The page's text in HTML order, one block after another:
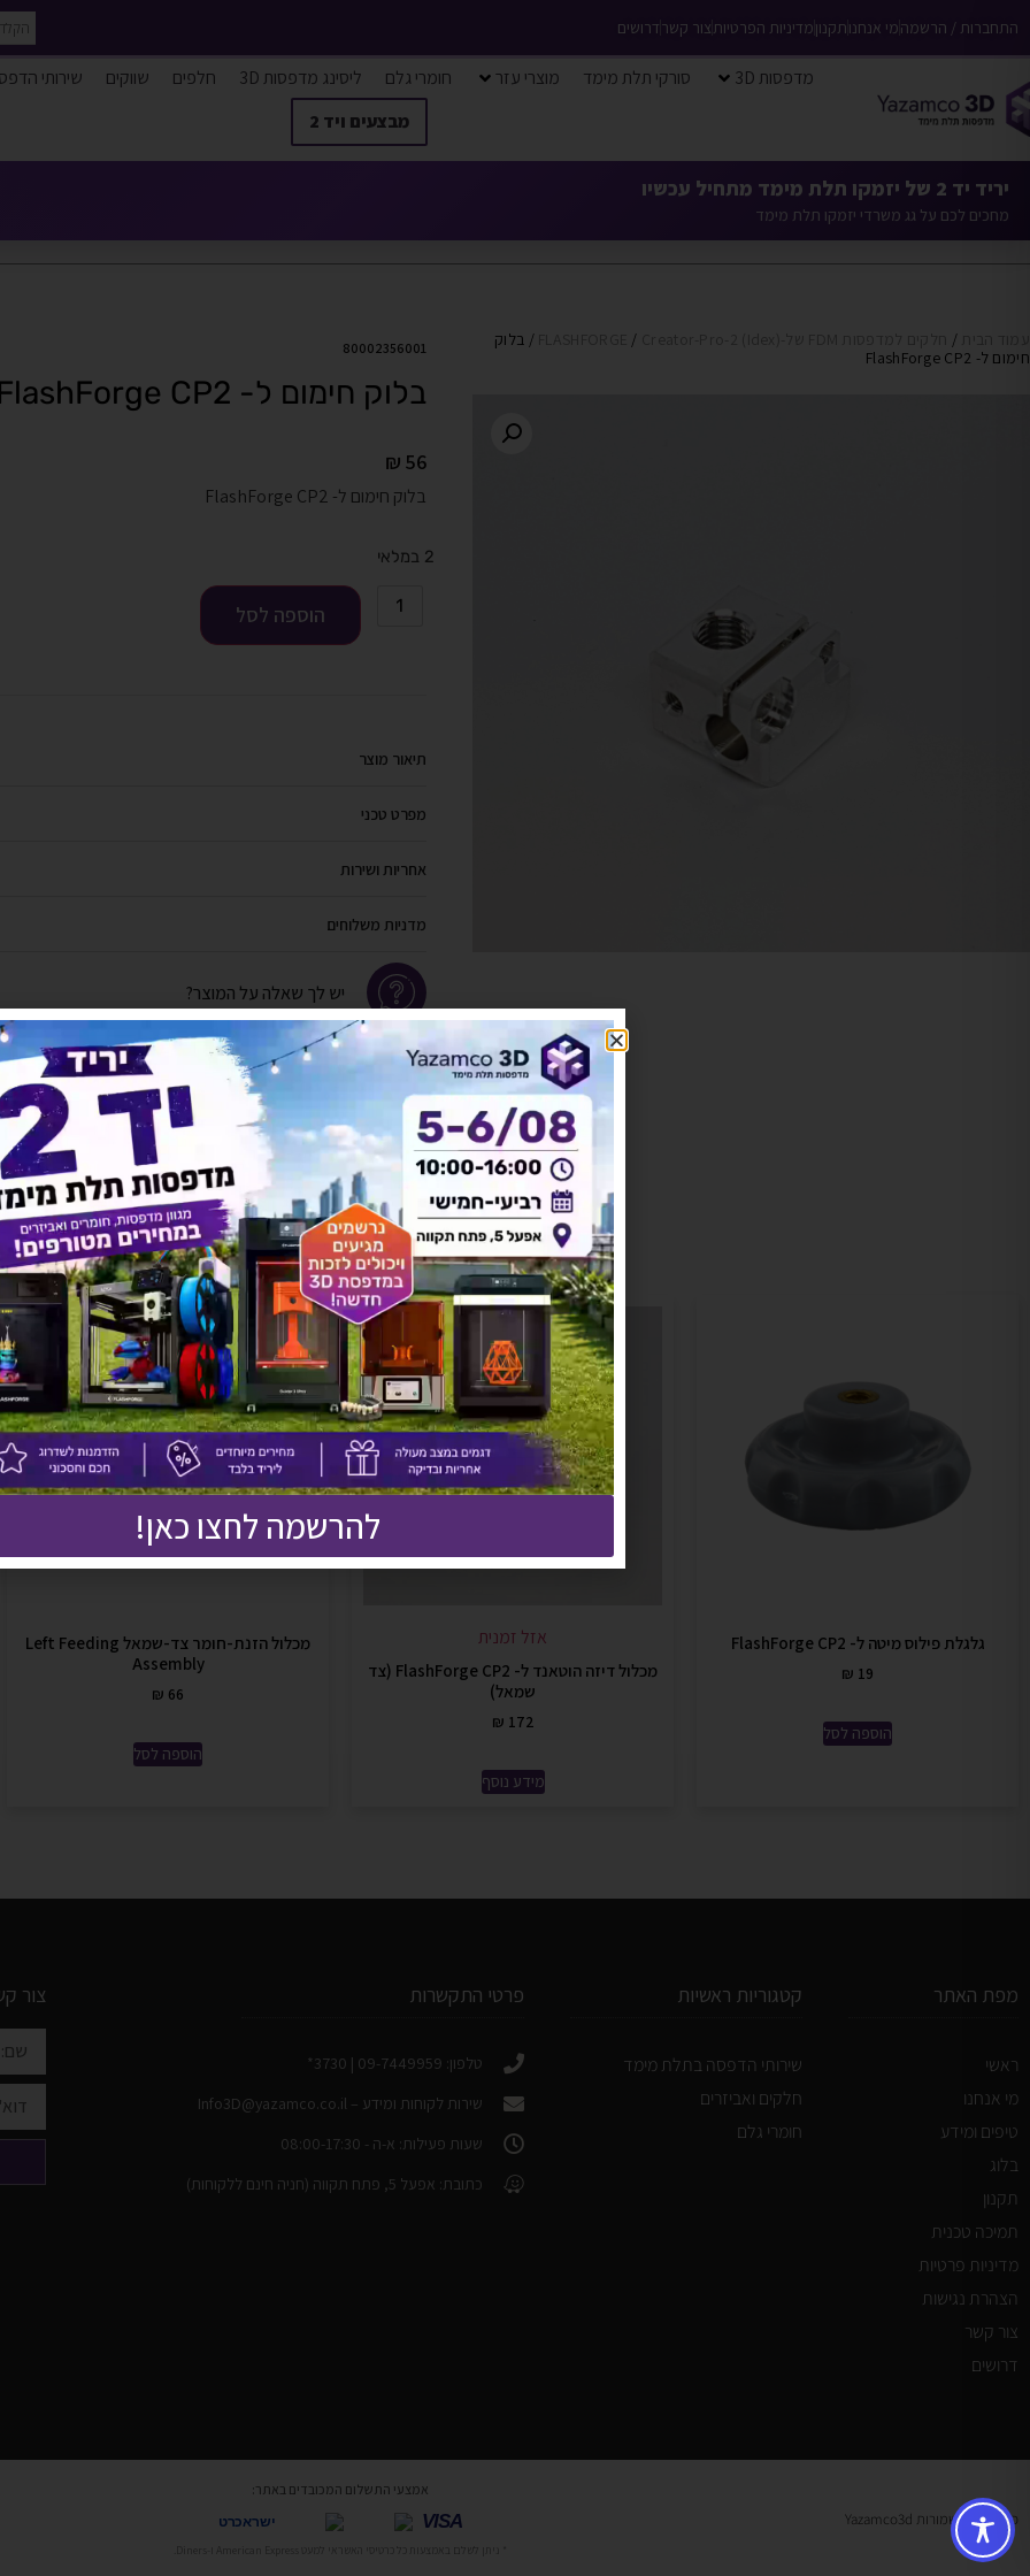
התחברות / הרשמהמי אנחנותקנוןמדיניות הפרטיות צור קשרדרושים
מדפסות 3D סורקי תלת מימד מוצרי עזר חומרי גלם ליסינג מדפסות 3D חלפים שווקים
שירותי
מבצעים ויד 2
יריד יד 2 של יזמקו תלת מימד מתחיל עכשיו
מחכים לכם על גג משרדי יזמקו תלת מימד
/
/
/ בלוק
חימום ל- FlashForge CP2
80002356001
בלוק חימום ל- FlashForge CP2
₪ 56
בלוק חימום ל- FlashForge CP2
2 במלאי
הוספה לסל
תיאור מוצר
מפרט טכני
אחריות ושירות
מדניות משלוחים
יש לך שאלה על המוצר?
לחץ כאן ונציגנו יחזרו אליך בהקדם!
אולי יעניין אותך גם
גלגלת פילוס מיטה ל- FlashForge CP2
₪ 19
הוספה לסל
אזל זמנית
מכלול דיזה הוטאנד ל- FlashForge CP2 (צד
שמאל)
₪ 172
מידע נוסף
מכלול הזנת-חומר צד-שמאל Left Feeding
Assembly
₪ 66
הוספה לסל
מפת האתר
ראשי
מי אנחנו
טיפים ומידע
בלוג
תקנון
תמיכה טכנית
מדיניות פרטיות
הצהרת נגישות
צור קשר
דרושים
קטגוריות ראשיות
שירותי הדפסה בתלת מימד
חלקים ואביזרים
חומרי גלם
פרטי התקשרות
טלפון: 09-7449959 | 3730*
שירות לקוחות ומידע – Info3D@yazamco.co.il
שעות פעילות: א-ה - 08:00-17:30
כתובת: אפעל 5, פתח תקווה (חניה חינם ללקוחות)
צור
כל הזכויות שמורות Yazamco3d
אמצעי התשלום המכובדים באתר:
VISA ישראכרט
* ניתן לשלם באמצעות כל כרטיסי האשראי למעט American Express ו-Diners.
להרשמה לחצו כאן!